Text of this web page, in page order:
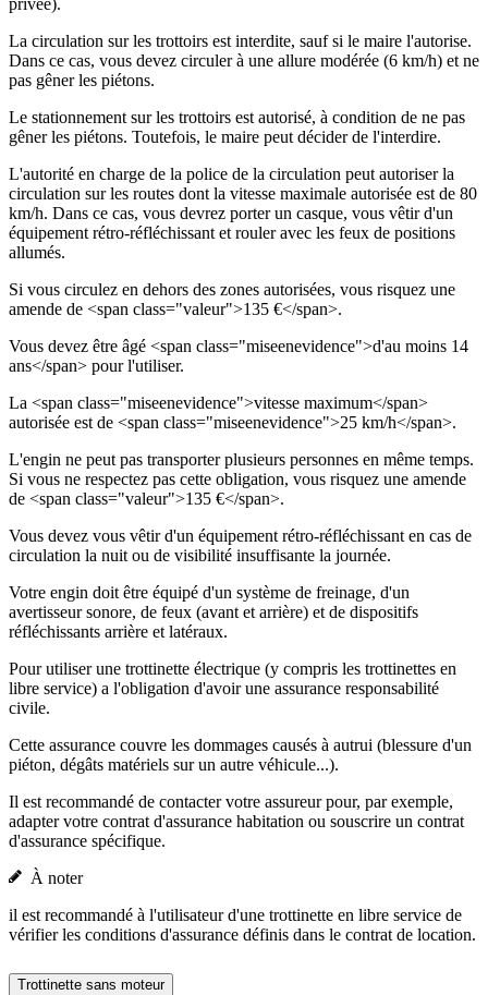
privée).
La circulation sur les trottoirs est interdite, sauf si le maire l'autorise.
Dans ce cas, vous devez circuler à une allure modérée (6 km/h) et ne
pas gêner les piétons.
Le stationnement sur les trottoirs est autorisé, à condition de ne pas
gêner les piétons. Toutefois, le maire peut décider de l'interdire.
L'autorité en charge de la police de la circulation peut autoriser la
circulation sur les routes dont la vitesse maximale autorisée est de 80
km/h. Dans ce cas, vous devrez porter un casque, vous vêtir d'un
équipement rétro-réfléchissant et rouler avec les feux de positions
allumés.
Si vous circulez en dehors des zones autorisées, vous risquez une
amende de <span class="valeur">135 €</span>.
Vous devez être âgé <span class="miseenevidence">d'au moins 14
ans</span> pour l'utiliser.
La <span class="miseenevidence">vitesse maximum</span>
autorisée est de <span class="miseenevidence">25 km/h</span>.
L'engin ne peut pas transporter plusieurs personnes en même temps.
Si vous ne respectez pas cette obligation, vous risquez une amende
de <span class="valeur">135 €</span>.
Vous devez vous vêtir d'un équipement rétro-réfléchissant en cas de
circulation la nuit ou de visibilité insuffisante la journée.
Votre engin doit être équipé d'un système de freinage, d'un
avertisseur sonore, de feux (avant et arrière) et de dispositifs
réfléchissants arrière et latéraux.
Pour utiliser une trottinette électrique (y compris les trottinettes en
libre service) a l'obligation d'avoir une assurance responsabilité
civile.
Cette assurance couvre les dommages causés à autrui (blessure d'un
piéton, dégâts matériels sur un autre véhicule...).
Il est recommandé de contacter votre assureur pour, par exemple,
adapter votre contrat d'assurance habitation ou souscrire un contrat
d'assurance spécifique.
À noter
il est recommandé à l'utilisateur d'une trottinette en libre service de
vérifier les conditions d'assurance définis dans le contrat de location.
Trottinette sans moteur